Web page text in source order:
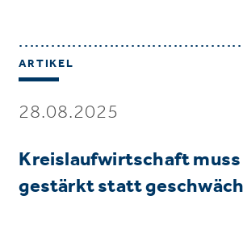
ARTIKEL
28.08.2025
Kreislaufwirtschaft
gestärkt statt